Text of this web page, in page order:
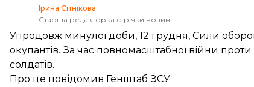
Ірина Сітнікова
Старша редакторка стрічки новин
Упродовж минулої доби, 12 грудня, Сили
окупантів. За час повномасштабної війни
солдатів.
Про це повідомив Генштаб ЗСУ.